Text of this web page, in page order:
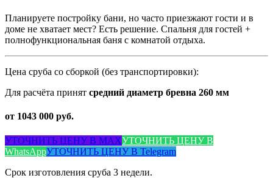
Планируете постройку бани, но часто приезжают гости и в
доме не хватает мест? Есть решение. Спальня для гостей +
полнофункциональная баня с комнатой отдыха.
Цена сруба со сборкой (без транспортировки):
Для расчёта принят средний диаметр бревна 260 мм
от 1043 000 руб.
УТОЧНИТЬ ЦЕНУ В MAXУТОЧНИТЬ ЦЕНУ В
WhatsAppУТОЧНИТЬ ЦЕНУ В Telegram
Срок изготовления сруба 3 недели.